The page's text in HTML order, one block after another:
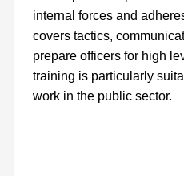
internal forces and
covers tactics,
prepare officers for high
training is particularly
work in the public sector.